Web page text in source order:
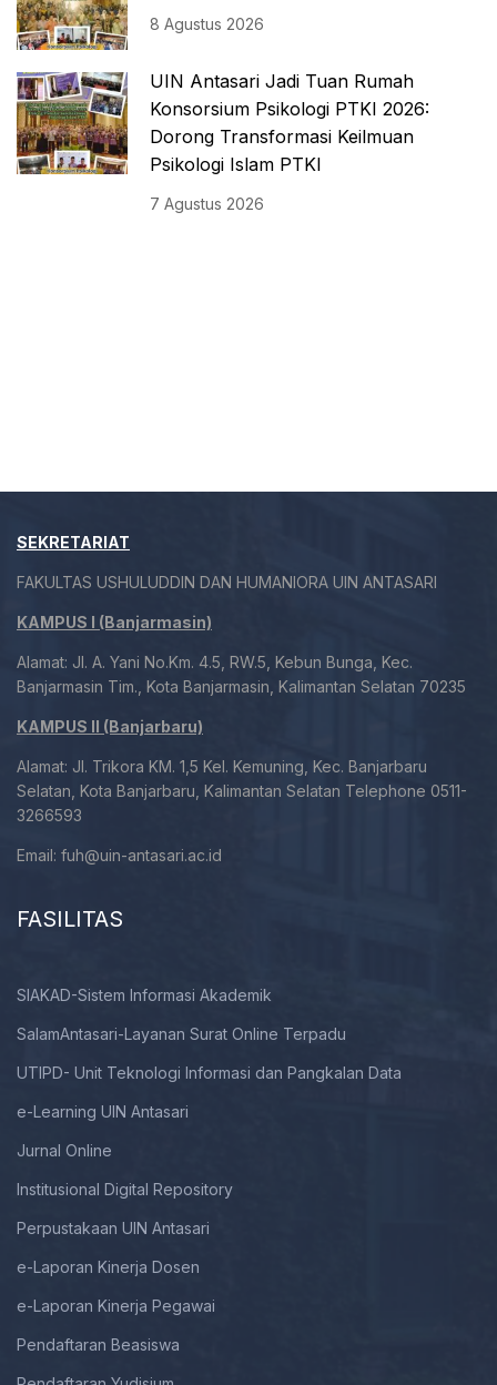
8 Agustus 2026
UIN Antasari Jadi Tuan Rumah
Konsorsium Psikologi PTKI 2026:
Dorong Transformasi Keilmuan
Psikologi Islam PTKI
7 Agustus 2026
SEKRETARIAT
FAKULTAS USHULUDDIN DAN HUMANIORA UIN ANTASARI
KAMPUS I (Banjarmasin)
Alamat: Jl. A. Yani No.Km. 4.5, RW.5, Kebun Bunga, Kec.
Banjarmasin Tim., Kota Banjarmasin, Kalimantan Selatan 70235
KAMPUS II (Banjarbaru)
Alamat: Jl. Trikora KM. 1,5 Kel. Kemuning, Kec. Banjarbaru
Selatan, Kota Banjarbaru, Kalimantan Selatan Telephone 0511-
3266593
Email: fuh@uin-antasari.ac.id
FASILITAS
SIAKAD-Sistem Informasi Akademik
SalamAntasari-Layanan Surat Online Terpadu
UTIPD- Unit Teknologi Informasi dan Pangkalan Data
e-Learning UIN Antasari
Jurnal Online
Institusional Digital Repository
Perpustakaan UIN Antasari
e-Laporan Kinerja Dosen
e-Laporan Kinerja Pegawai
Pendaftaran Beasiswa